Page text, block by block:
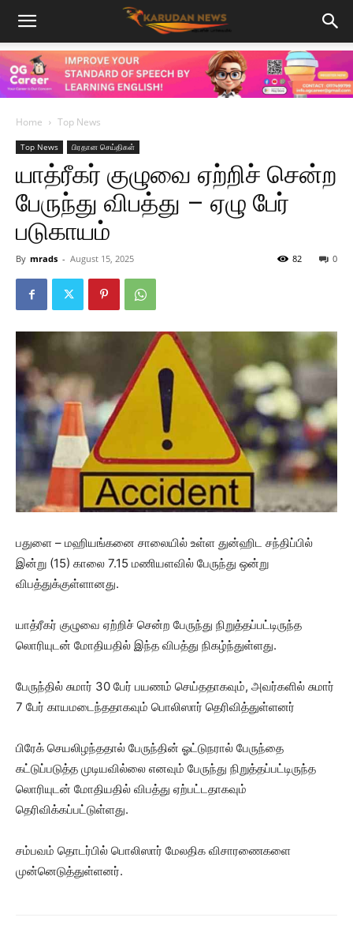
Home Top News
Top News பிரதான செய்திகள்
யாத்ரீகர் குழுவை ஏற்றிச் சென்ற
பேருந்து விபத்து – ஏழு பேர்
படுகாயம்
By mrads - August 15, 2025 0
82
பதுளை – மஹியங்கனை சாலையில் உள்ள துன்ஹிட சந்திப்பில்
இன்று (15) காலை 7.15 மணியளவில் பேருந்து ஒன்று
விபத்துக்குள்ளானது.
யாத்ரீகர் குழுவை ஏற்றிச் சென்ற பேருந்து நிறுத்தப்பட்டிருந்த
லொரியுடன் மோதியதில் இந்த விபத்து நிகழ்ந்துள்ளது.
பேருந்தில் சுமார் 30 பேர் பயணம் செய்ததாகவும், அவர்களில் சுமார்
7 பேர் காயமடைந்ததாகவும் பொலிஸார் தெரிவித்துள்ளனர்
பிரேக் செயலிழந்ததால் பேருந்தின் ஓட்டுநரால் பேருந்தை
கட்டுப்படுத்த முடியவில்லை எனவும் பேருந்து நிறுத்தப்பட்டிருந்த
லொரியுடன் மோதியதில் விபத்து ஏற்பட்டதாகவும்
தெரிவிக்கப்பட்டுள்ளது.
சம்பவம் தொடர்பில் பொலிஸார் மேலதிக விசாரணைகளை
முன்னெடுத்துள்ளனர்.